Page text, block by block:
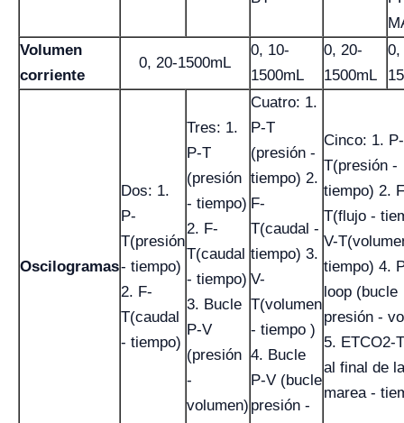
Volumen
corriente
0, 20-1500mL
0, 10-
1500mL
0, 20-
1500mL
0,
Oscilogramas
Dos: 1.
P-
T(presión
- tiempo)
2. F-
T(caudal
- tiempo)
Tres: 1.
P-T
(presión
- tiempo)
2. F-
T(caudal
- tiempo)
3. Bucle
P-V
(presión
-
volumen)
Cuatro: 1.
P-T
(presión -
tiempo) 2.
F-
T(caudal -
tiempo) 3.
V-
T(volumen
- tiempo )
4. Bucle
P-V (bucle
presión -
Cinco: 1. P-
T(presión -
tiempo) 2.
T(flujo -
V-
tiempo) 4.
loop (bucle
presión -
5. ETCO2-
al final de la
marea -